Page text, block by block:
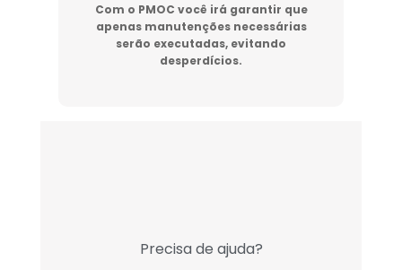
Com o PMOC você irá garantir que
apenas manutenções necessárias
serão executadas, evitando
desperdícios.
Precisa de ajuda?